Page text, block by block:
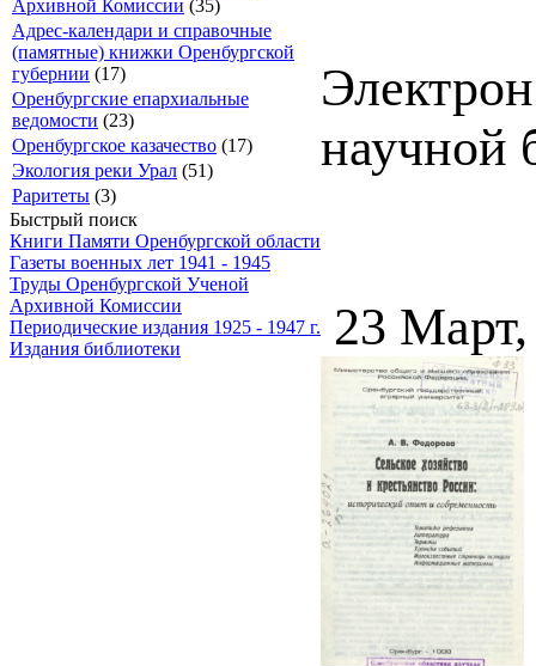
Архивной Комиссии (35)
Адрес-календари и справочные
(памятные) книжки Оренбургской
губернии (17)
Оренбургские епархиальные
ведомости (23)
Оренбургское казачество (17)
Экология реки Урал (51)
Раритеты (3)
Быстрый поиск
Книги Памяти Оренбургской области
Газеты военных лет 1941 - 1945
Труды Оренбургской Ученой
Архивной Комиссии
Периодические издания 1925 - 1947 г.
Издания библиотеки
научной
23